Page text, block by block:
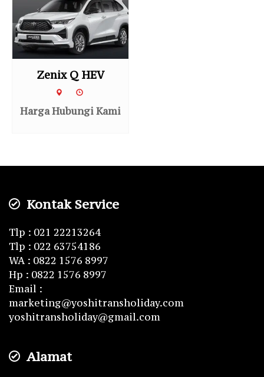
Zenix Q HEV
Harga Hubungi Kami
Kontak Service
Tlp : 021 22213264
Tlp : 022 63754186
WA : 0822 1576 8997
Hp : 0822 1576 8997
Email :
marketing@yoshitransholiday.com
yoshitransholiday@gmail.com
Alamat